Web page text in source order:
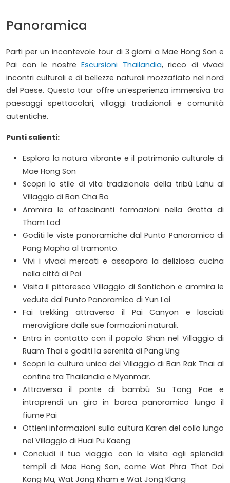
Panoramica
Parti per un incantevole tour di 3 giorni a Mae Hong Son e
Pai con le nostre Escursioni Thailandia, ricco di vivaci
incontri culturali e di bellezze naturali mozzafiato nel nord
del Paese. Questo tour offre un’esperienza immersiva tra
paesaggi spettacolari, villaggi tradizionali e comunità
autentiche.
Punti salienti:
Esplora la natura vibrante e il patrimonio culturale di
Mae Hong Son
Scopri lo stile di vita tradizionale della tribù Lahu al
Villaggio di Ban Cha Bo
Ammira le affascinanti formazioni nella Grotta di
Tham Lod
Goditi le viste panoramiche dal Punto Panoramico di
Pang Mapha al tramonto.
Vivi i vivaci mercati e assapora la deliziosa cucina
nella città di Pai
Visita il pittoresco Villaggio di Santichon e ammira le
vedute dal Punto Panoramico di Yun Lai
Fai trekking attraverso il Pai Canyon e lasciati
meravigliare dalle sue formazioni naturali.
Entra in contatto con il popolo Shan nel Villaggio di
Ruam Thai e goditi la serenità di Pang Ung
Scopri la cultura unica del Villaggio di Ban Rak Thai al
confine tra Thailandia e Myanmar.
Attraversa il ponte di bambù Su Tong Pae e
intraprendi un giro in barca panoramico lungo il
fiume Pai
Ottieni informazioni sulla cultura Karen del collo lungo
nel Villaggio di Huai Pu Kaeng
Concludi il tuo viaggio con la visita agli splendidi
templi di Mae Hong Son, come Wat Phra That Doi
Kong Mu, Wat Jong Kham e Wat Jong Klang